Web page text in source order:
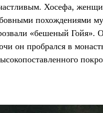
Хосефа,
похождениями
«бешеный
он пробрался в